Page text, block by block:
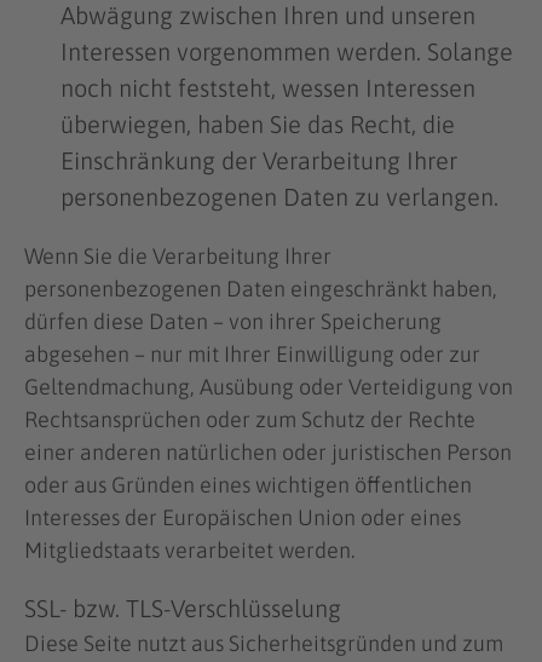
Abwägung zwischen Ihren und unseren
Interessen vorgenommen werden. Solange
noch nicht feststeht, wessen Interessen
überwiegen, haben Sie das Recht, die
Einschränkung der Verarbeitung Ihrer
personenbezogenen Daten zu verlangen.
Wenn Sie die Verarbeitung Ihrer
personenbezogenen Daten eingeschränkt haben,
dürfen diese Daten – von ihrer Speicherung
abgesehen – nur mit Ihrer Einwilligung oder zur
Geltendmachung, Ausübung oder Verteidigung von
Rechtsansprüchen oder zum Schutz der Rechte
einer anderen natürlichen oder juristischen Person
oder aus Gründen eines wichtigen öffentlichen
Interesses der Europäischen Union oder eines
Mitgliedstaats verarbeitet werden.
SSL- bzw. TLS-Verschlüsselung
Diese Seite nutzt aus Sicherheitsgründen und zum